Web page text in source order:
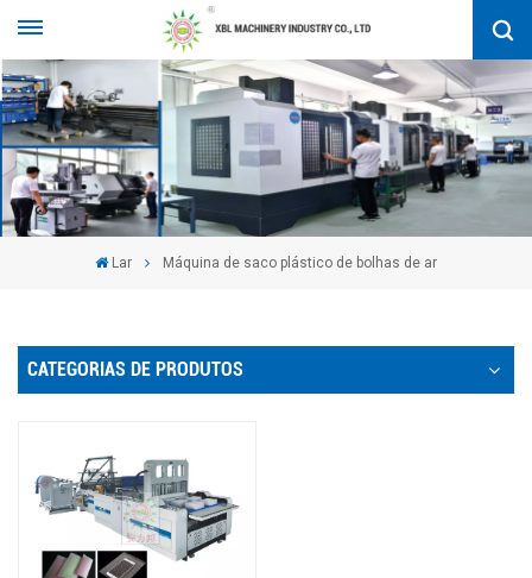
Lar Máquina de saco plástico de bolhas de ar
CATEGORIAS DE PRODUTOS